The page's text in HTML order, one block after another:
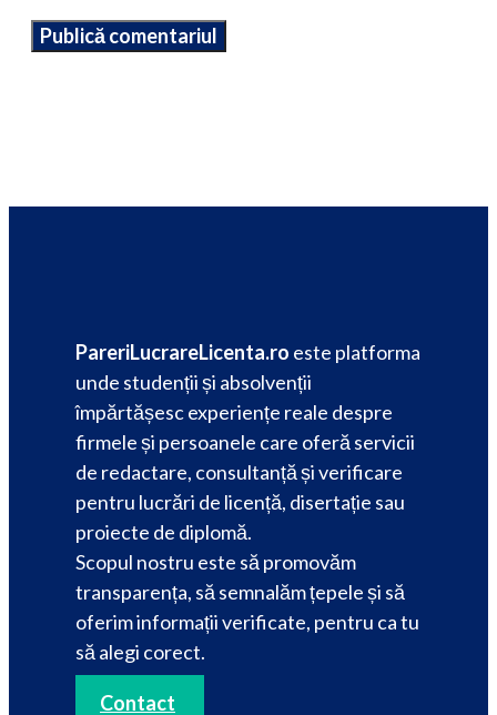
PareriLucrareLicenta.ro este platforma
unde studenții și absolvenții
împărtășesc experiențe reale despre
firmele și persoanele care oferă servicii
de redactare, consultanță și verificare
pentru lucrări de licență, disertație sau
proiecte de diplomă.
Scopul nostru este să promovăm
transparența, să semnalăm țepele și să
oferim informații verificate, pentru ca tu
să alegi corect.
Contact